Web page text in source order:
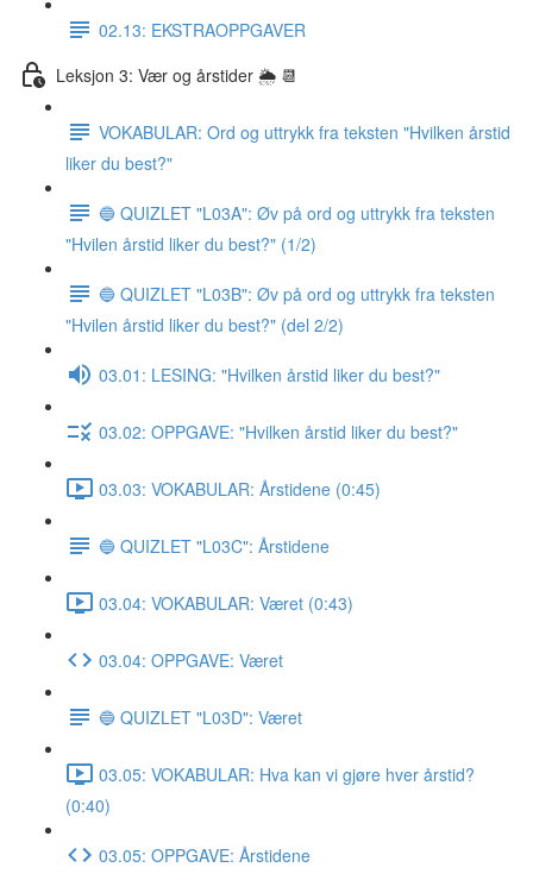
02.13: EKSTRAOPPGAVER
Leksjon 3: Vær og årstider 🌦 📆
VOKABULAR: Ord og uttrykk fra teksten "Hvilken årstid
liker du best?"
🔵 QUIZLET "L03A": Øv på ord og uttrykk fra teksten
"Hvilen årstid liker du best?" (1/2)
🔵 QUIZLET "L03B": Øv på ord og uttrykk fra teksten
"Hvilen årstid liker du best?" (del 2/2)
03.01: LESING: "Hvilken årstid liker du best?"
03.02: OPPGAVE: "Hvilken årstid liker du best?"
03.03: VOKABULAR: Årstidene (0:45)
🔵 QUIZLET "L03C": Årstidene
03.04: VOKABULAR: Været (0:43)
03.04: OPPGAVE: Været
🔵 QUIZLET "L03D": Været
03.05: VOKABULAR: Hva kan vi gjøre hver årstid?
(0:40)
03.05: OPPGAVE: Årstidene